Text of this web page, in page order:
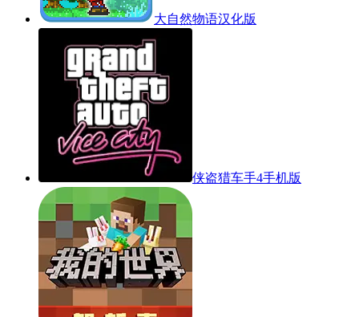
大自然物语汉化版
侠盗猎车手4手机版